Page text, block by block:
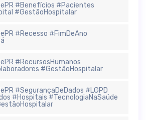
#Benefícios #Pacientes
#GestãoHospitalar
#Recesso #FimDeAno
#RecursosHumanos
#GestãoHospitalar
#SegurançaDeDados #LGPD
#Hospitais #TecnologiaNaSaúde